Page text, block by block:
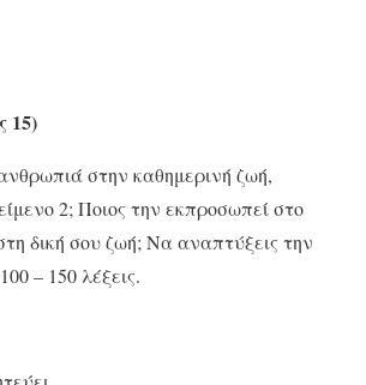
15)
στην καθημερινή ζωή,
2; Ποιος την εκπροσωπεί στο
δική σου ζωή; Να αναπτύξεις την
– 150 λέξεις.